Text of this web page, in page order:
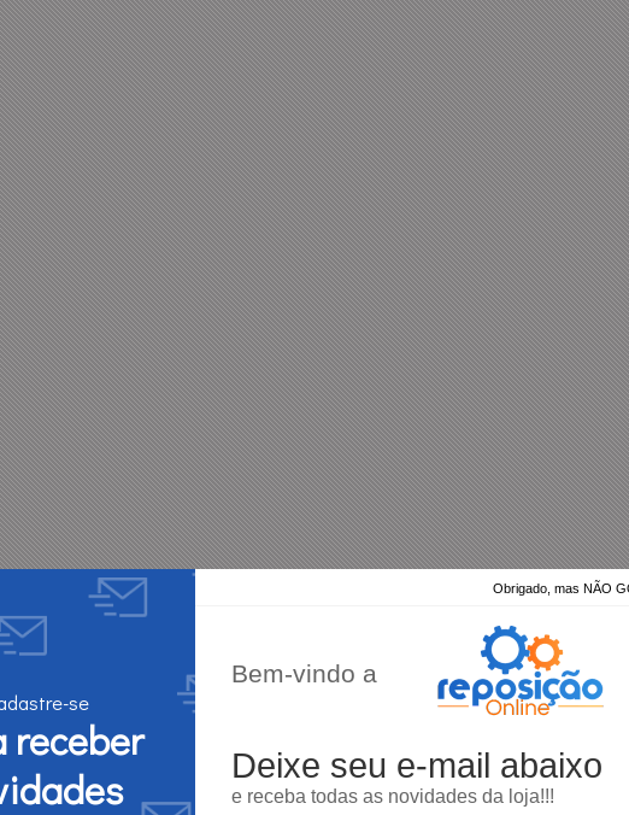
Obrigado, mas NÃO
se
receber
Bem-vindo a
Deixe seu e-mail abaixo
e receba todas as novidades da loja!!!